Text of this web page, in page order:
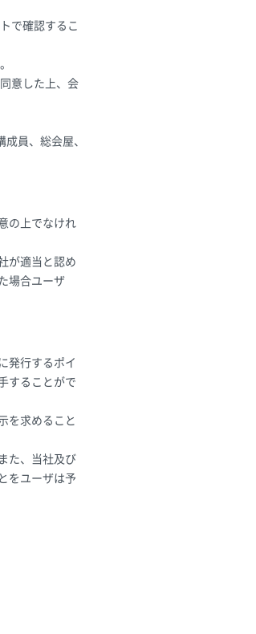
で確認するこ
意した上、会
員、総会屋、
の上でなけれ
が適当と認め
場合ユーザ
発行するポイ
することがで
を求めること
た、当社及び
をユーザは予